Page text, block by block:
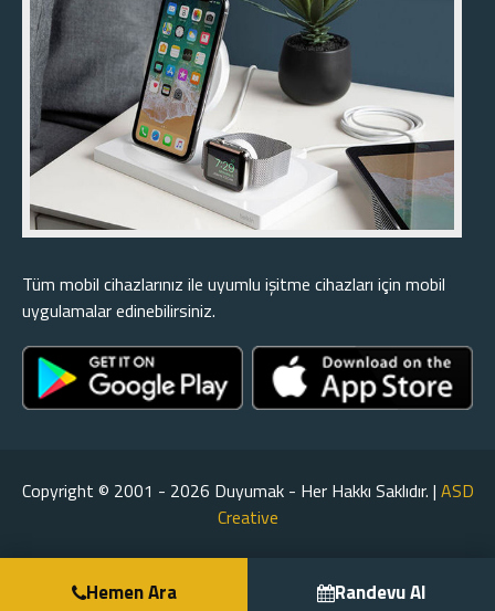
Tüm mobil cihazlarınız ile uyumlu işitme cihazları için mobil
uygulamalar edinebilirsiniz.
Hemen Ara Randevu Al
Copyright © 2001 - 2026 Duyumak - Her Hakkı Saklıdır. | ASD
Creative